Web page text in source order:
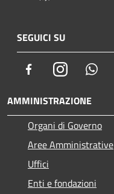
SEGUICI SU
FacebookInstagram
AMMINISTRAZIONE
Organi di Governo
Aree Amministrative
Uffici
Enti e fondazioni